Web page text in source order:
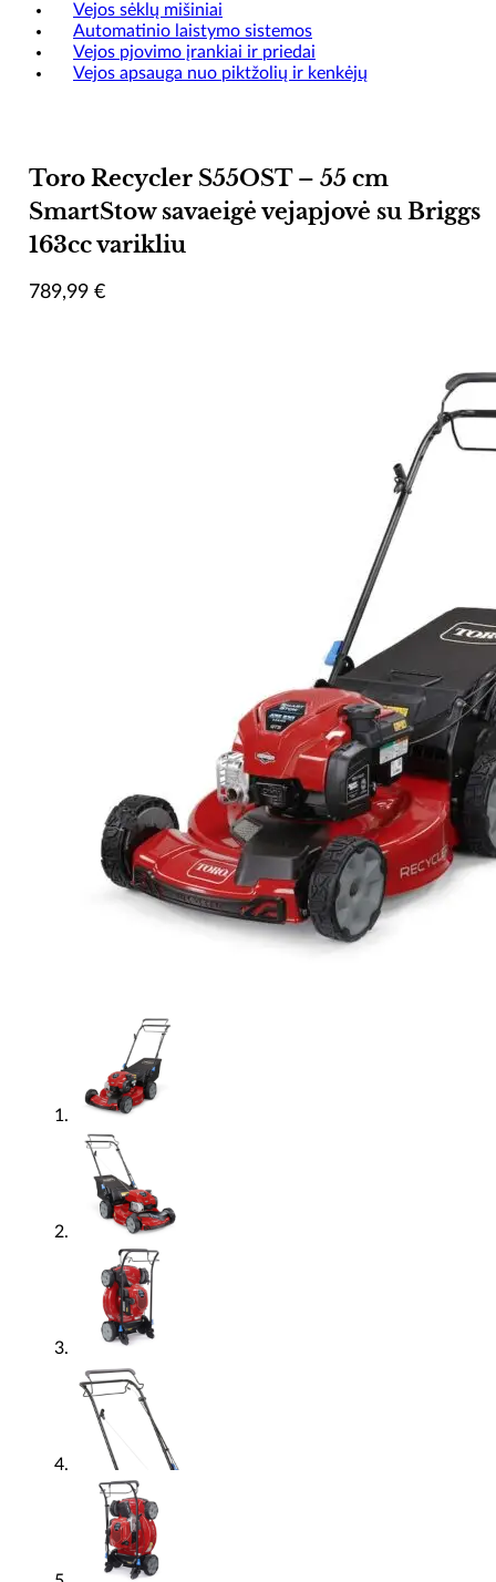
Vejos sėklų mišiniai
Automatinio laistymo sistemos
Vejos pjovimo įrankiai ir priedai
Vejos apsauga nuo piktžolių ir kenkėjų
Toro Recycler S55OST – 55 cm
SmartStow savaeigė vejapjovė su Briggs
163cc varikliu
789,99 €